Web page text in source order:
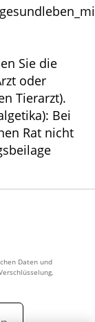
Sie die
oder
Tierarzt).
Bei
Rat nicht
Daten und